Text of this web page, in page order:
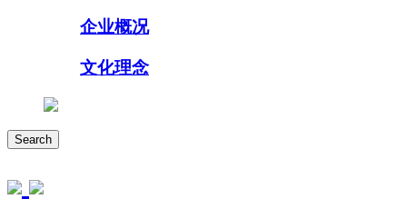
企业概况
文化理念
Search